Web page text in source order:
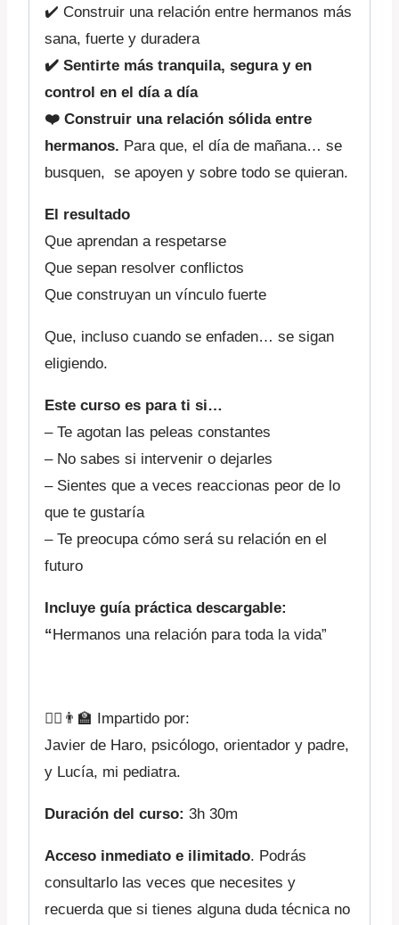
✔️ Construir una relación entre hermanos más
sana, fuerte y duradera
✔️ Sentirte más tranquila, segura y en
control en el día a día
❤️ Construir una relación sólida entre
hermanos. Para que, el día de mañana… se
busquen, se apoyen y sobre todo se quieran.
El resultado
Que aprendan a respetarse
Que sepan resolver conflictos
Que construyan un vínculo fuerte
Que, incluso cuando se enfaden… se sigan
eligiendo.
Este curso es para ti si…
– Te agotan las peleas constantes
– No sabes si intervenir o dejarles
– Sientes que a veces reaccionas peor de lo
que te gustaría
– Te preocupa cómo será su relación en el
futuro
Incluye guía práctica descargable:
“ Hermanos una relación para toda la vida”
👩‍⚕️👨‍🏫 Impartido por:
Javier de Haro, psicólogo, orientador y padre,
y Lucía, mi pediatra.
Duración del curso: 3h 30m
Acceso inmediato e ilimitado. Podrás
consultarlo las veces que necesites y
recuerda que si tienes alguna duda técnica no